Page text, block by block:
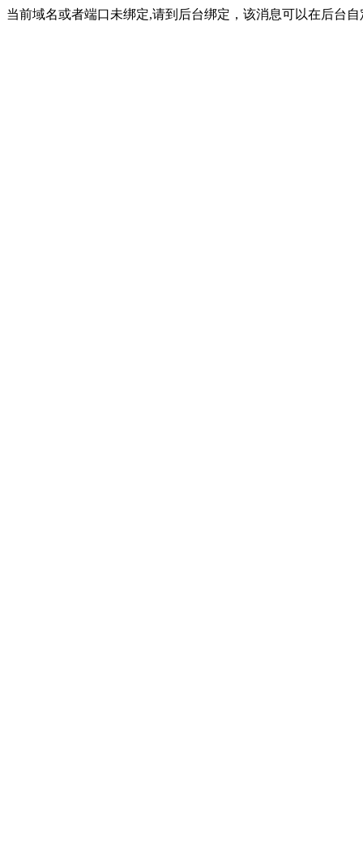
当前域名或者端口未绑定,请到后台绑定，该消息可以在后台自